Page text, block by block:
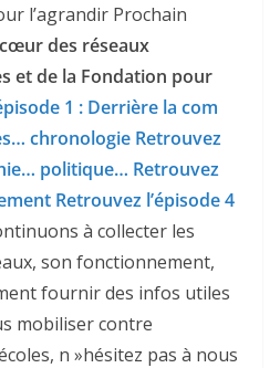
l’agrandir Prochain
des réseaux
et de la Fondation pour
1 : Derrière la com
chronologie Retrouvez
politique… Retrouvez
Retrouvez l’épisode 4
à collecter les
son fonctionnement,
fournir des infos utiles
mobiliser contre
n »hésitez pas à nous